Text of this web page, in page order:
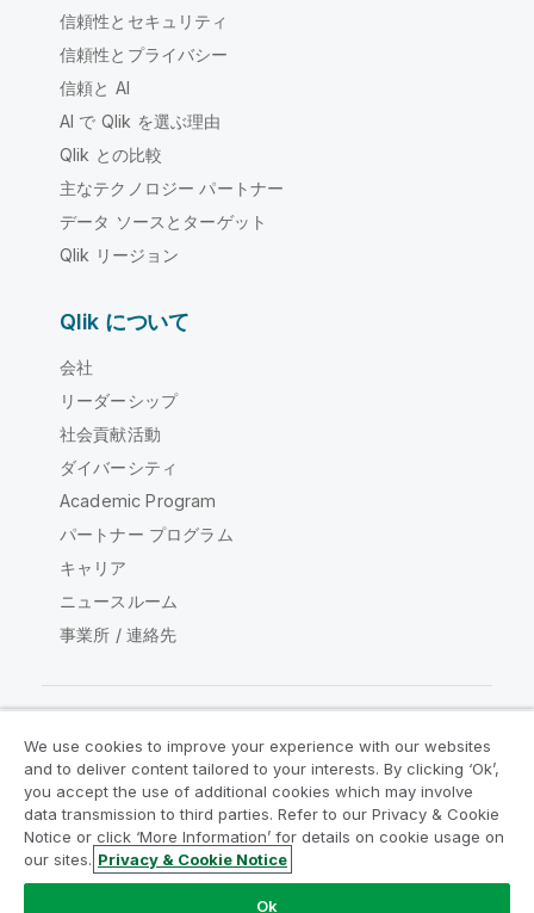
信頼性とセキュリティ
信頼性とプライバシー
信頼と AI
AI で Qlik を選ぶ理由
Qlik との比較
主なテクノロジー パートナー
データ ソースとターゲット
Qlik リージョン
Qlik について
会社
リーダーシップ
社会貢献活動
ダイバーシティ
Academic Program
パートナー プログラム
キャリア
ニュースルーム
事業所 / 連絡先
Qlik コミュニティ
法的契約 製品規約
Legal Policies
リーガルポリシー
利用規約
Do Not Share My Info
We use cookies to improve your experience with our websites
and to deliver content tailored to your interests. By clicking ‘Ok’,
you accept the use of additional cookies which may involve
data transmission to third parties. Refer to our Privacy & Cookie
Notice or click ‘More Information’ for details on cookie usage on
our sites. Privacy & Cookie Notice
Ok